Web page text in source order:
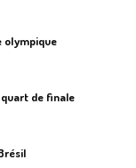
olympique
quart de finale